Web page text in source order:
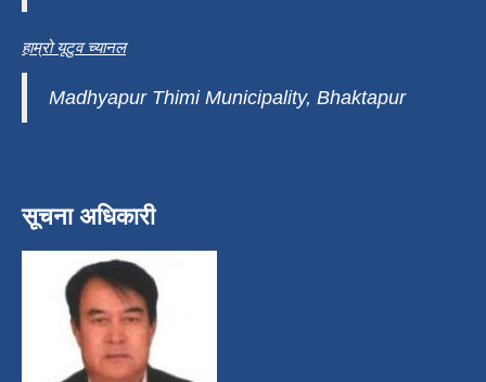
हाम्रो यूटुव च्यानल
Madhyapur Thimi Municipality, Bhaktapur
सूचना अधिकारी